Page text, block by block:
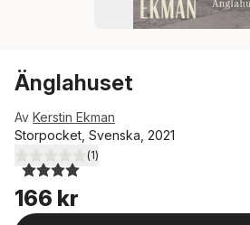
Änglahuset
Av Kerstin Ekman
Storpocket, Svenska, 2021
4,0utav 5 stjärnor. Totalt antal röster:
(1)
166 kr